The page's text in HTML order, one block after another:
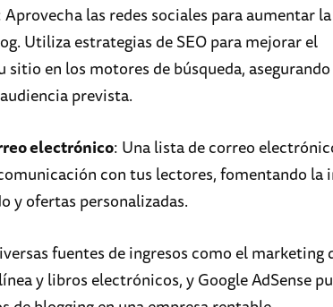
Aprovecha las redes sociales para aumentar
Utiliza estrategias de SEO para mejorar el
en los motores de búsqueda,
prevista.
electrónico: Una lista de correo
con tus lectores, fomentando la
y ofertas personalizadas.
fuentes de ingresos como el marketing
y libros electrónicos, y Google AdSense